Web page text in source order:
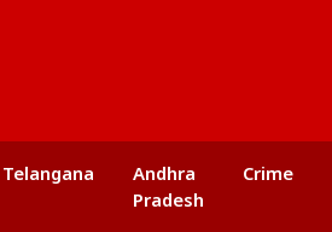
Telangana
Andhra
Pradesh
Crime